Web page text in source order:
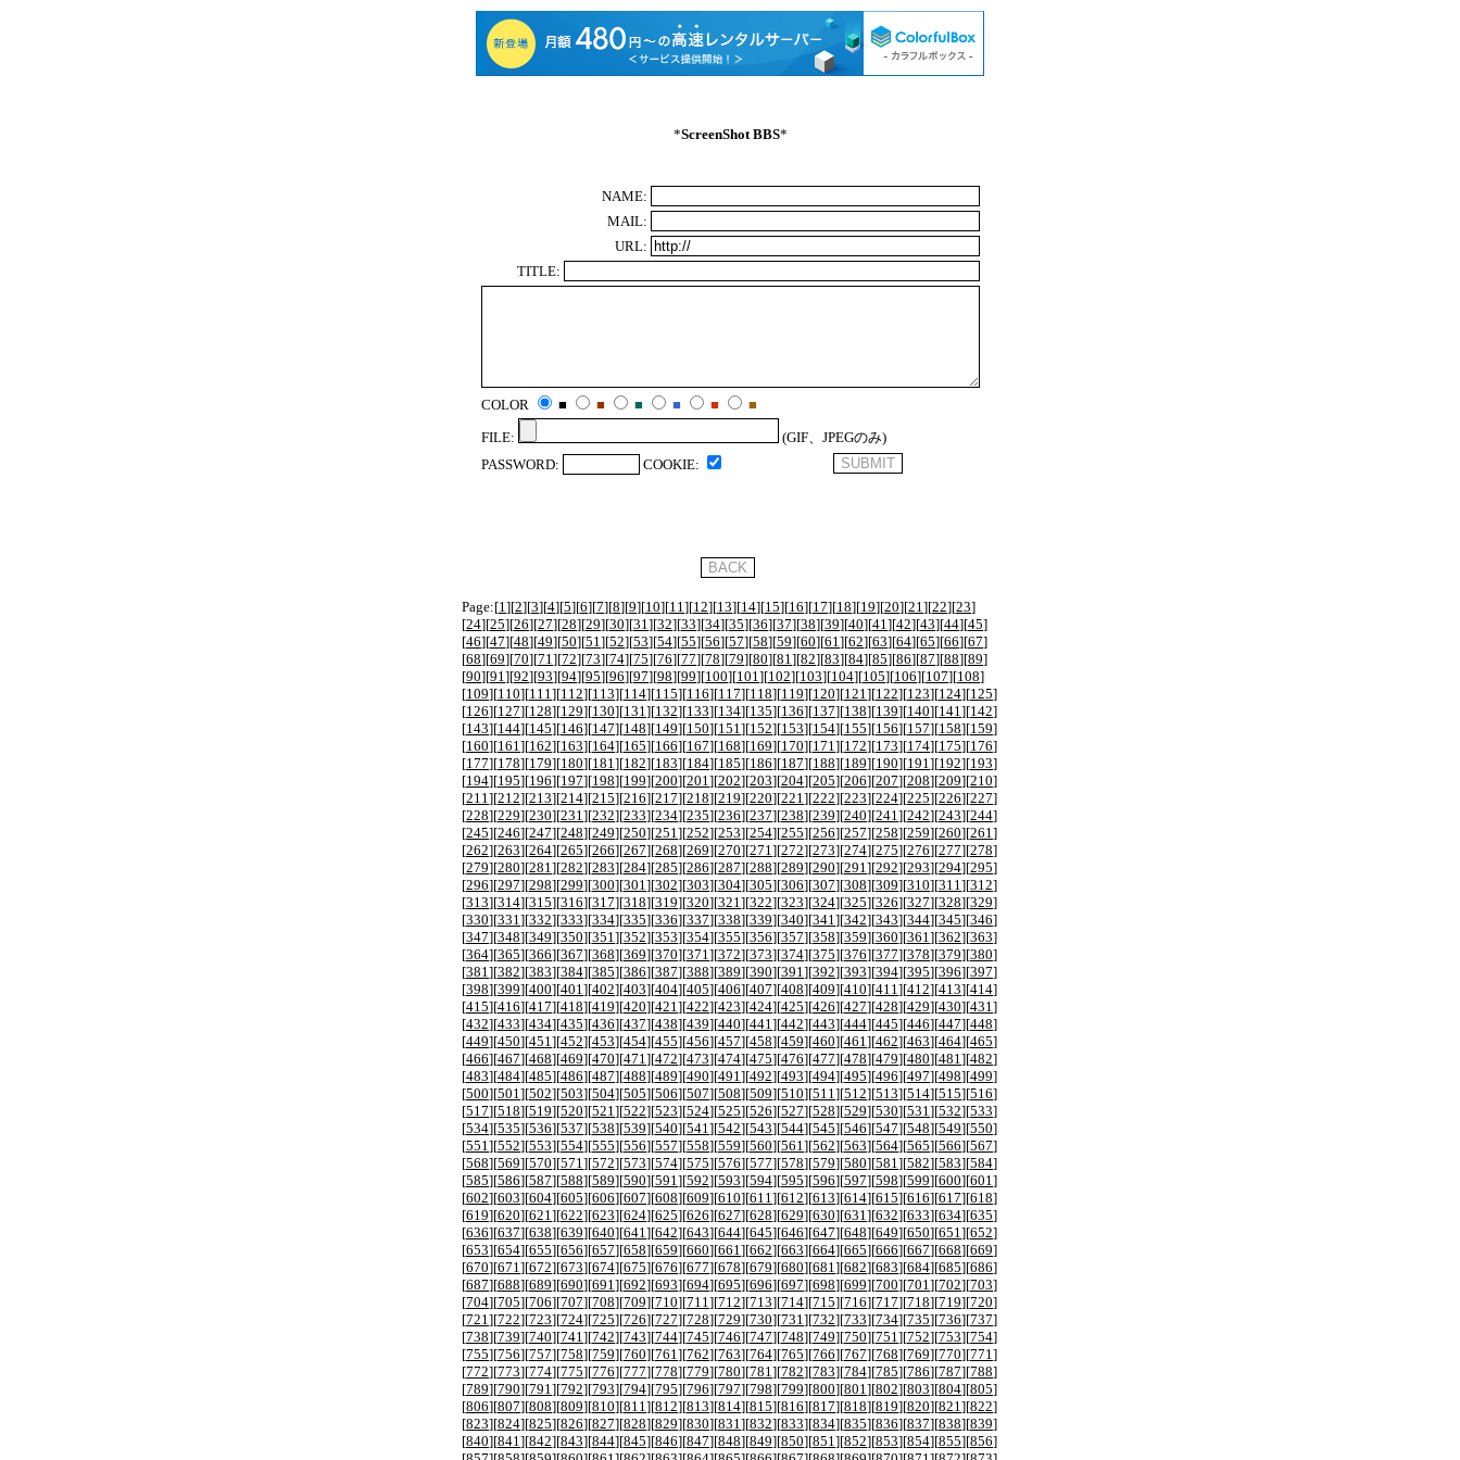
*ScreenShot BBS*
NAME:
MAIL:
URL:
TITLE:
COLOR ■ ■ ■ ■ ■
■
FILE:
(GIF、JPEGのみ)
PASSWORD:
COOKIE:
Page:[1 ][2][3][4][5][6][7][8][9][10][11 ][12][13][14][15][16][17][18][19][20][21 ][22][23]
[24][25][26][27][28][29][30][31 ][32][33][34][35][36][37][38][39][40][41 ][42][43][44][45]
[46][47][48][49][50][51 ][52][53][54][55][56][57][58][59][60][61 ][62][63][64][65][66][67]
[68][69][70][71 ][72][73][74][75][76][77][78][79][80][81 ][82][83][84][85][86][87][88][89]
[90][91 ][92][93][94][95][96][97][98][99][100][101 ][102][103][104][105][106][107][108]
[109][110][111 ][112][113][114][115][116][117][118][119][120][121 ][122][123][124][125]
[126][127][128][129][130][131 ][132][133][134][135][136][137][138][139][140][141 ][142]
[143][144][145][146][147][148][149][150][151 ][152][153][154][155][156][157][158][159]
[160][161 ][162][163][164][165][166][167][168][169][170][171 ][172][173][174][175][176]
[177][178][179][180][181 ][182][183][184][185][186][187][188][189][190][191 ][192][193]
[194][195][196][197][198][199][200][201 ][202][203][204][205][206][207][208][209][210]
[211 ][212][213][214][215][216][217][218][219][220][221 ][222][223][224][225][226][227]
[228][229][230][231 ][232][233][234][235][236][237][238][239][240][241 ][242][243][244]
[245][246][247][248][249][250][251 ][252][253][254][255][256][257][258][259][260][261 ]
[262][263][264][265][266][267][268][269][270][271 ][272][273][274][275][276][277][278]
[279][280][281 ][282][283][284][285][286][287][288][289][290][291 ][292][293][294][295]
[296][297][298][299][300][301 ][302][303][304][305][306][307][308][309][310][311 ][312]
[313][314][315][316][317][318][319][320][321 ][322][323][324][325][326][327][328][329]
[330][331 ][332][333][334][335][336][337][338][339][340][341 ][342][343][344][345][346]
[347][348][349][350][351 ][352][353][354][355][356][357][358][359][360][361 ][362][363]
[364][365][366][367][368][369][370][371 ][372][373][374][375][376][377][378][379][380]
[381 ][382][383][384][385][386][387][388][389][390][391 ][392][393][394][395][396][397]
[398][399][400][401 ][402][403][404][405][406][407][408][409][410][411 ][412][413][414]
[415][416][417][418][419][420][421 ][422][423][424][425][426][427][428][429][430][431 ]
[432][433][434][435][436][437][438][439][440][441 ][442][443][444][445][446][447][448]
[449][450][451 ][452][453][454][455][456][457][458][459][460][461 ][462][463][464][465]
[466][467][468][469][470][471 ][472][473][474][475][476][477][478][479][480][481 ][482]
[483][484][485][486][487][488][489][490][491 ][492][493][494][495][496][497][498][499]
[500][501 ][502][503][504][505][506][507][508][509][510][511 ][512][513][514][515][516]
[517][518][519][520][521 ][522][523][524][525][526][527][528][529][530][531 ][532][533]
[534][535][536][537][538][539][540][541 ][542][543][544][545][546][547][548][549][550]
[551 ][552][553][554][555][556][557][558][559][560][561 ][562][563][564][565][566][567]
[568][569][570][571 ][572][573][574][575][576][577][578][579][580][581 ][582][583][584]
[585][586][587][588][589][590][591 ][592][593][594][595][596][597][598][599][600][601 ]
[602][603][604][605][606][607][608][609][610][611 ][612][613][614][615][616][617][618]
[619][620][621 ][622][623][624][625][626][627][628][629][630][631 ][632][633][634][635]
[636][637][638][639][640][641 ][642][643][644][645][646][647][648][649][650][651 ][652]
[653][654][655][656][657][658][659][660][661 ][662][663][664][665][666][667][668][669]
[670][671 ][672][673][674][675][676][677][678][679][680][681 ][682][683][684][685][686]
[687][688][689][690][691 ][692][693][694][695][696][697][698][699][700][701 ][702][703]
[704][705][706][707][708][709][710][711 ][712][713][714][715][716][717][718][719][720]
[721 ][722][723][724][725][726][727][728][729][730][731 ][732][733][734][735][736][737]
[738][739][740][741 ][742][743][744][745][746][747][748][749][750][751 ][752][753][754]
[755][756][757][758][759][760][761 ][762][763][764][765][766][767][768][769][770][771 ]
[772][773][774][775][776][777][778][779][780][781 ][782][783][784][785][786][787][788]
[789][790][791 ][792][793][794][795][796][797][798][799][800][801 ][802][803][804][805]
[806][807][808][809][810][811 ][812][813][814][815][816][817][818][819][820][821 ][822]
[823][824][825][826][827][828][829][830][831 ][832][833][834][835][836][837][838][839]
[840][841 ][842][843][844][845][846][847][848][849][850][851 ][852][853][854][855][856]